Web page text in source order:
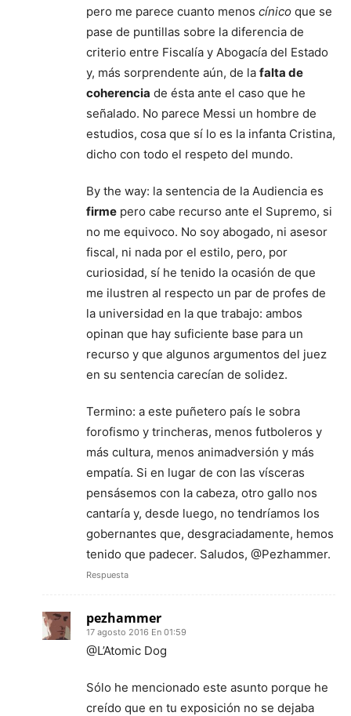
pero me parece cuanto menos cínico que se
pase de puntillas sobre la diferencia de
criterio entre Fiscalía y Abogacía del Estado
y, más sorprendente aún, de la falta de
coherencia de ésta ante el caso que he
señalado. No parece Messi un hombre de
estudios, cosa que sí lo es la infanta Cristina,
dicho con todo el respeto del mundo.
By the way: la sentencia de la Audiencia es
firme pero cabe recurso ante el Supremo, si
no me equivoco. No soy abogado, ni asesor
fiscal, ni nada por el estilo, pero, por
curiosidad, sí he tenido la ocasión de que
me ilustren al respecto un par de profes de
la universidad en la que trabajo: ambos
opinan que hay suficiente base para un
recurso y que algunos argumentos del juez
en su sentencia carecían de solidez.
Termino: a este puñetero país le sobra
forofismo y trincheras, menos futboleros y
más cultura, menos animadversión y más
empatía. Si en lugar de con las vísceras
pensásemos con la cabeza, otro gallo nos
cantaría y, desde luego, no tendríamos los
gobernantes que, desgraciadamente, hemos
tenido que padecer. Saludos, @Pezhammer.
Respuesta
pezhammer
17 agosto 2016 En 01:59
@L’Atomic Dog
Sólo he mencionado este asunto porque he
creído que en tu exposición no se dejaba